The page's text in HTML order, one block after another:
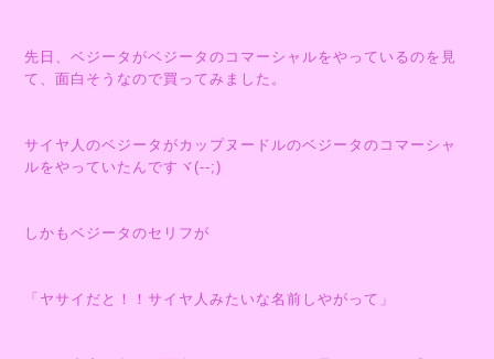
先日、ベジータがベジータのコマーシャルをやっているのを見
て、面白そうなので買ってみました。
サイヤ人のベジータがカップヌードルのベジータのコマーシャ
ルをやっていたんですヾ(--;)
しかもベジータのセリフが
「ヤサイだと！！サイヤ人みたいな名前しやがって」